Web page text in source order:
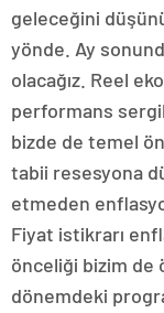
geleceğini
yönde. Ay
olacağız. Reel
performans
bizde de temel
tabii resesyona
etmeden
Fiyat istikrarı
önceliği bizim de
dönemdeki